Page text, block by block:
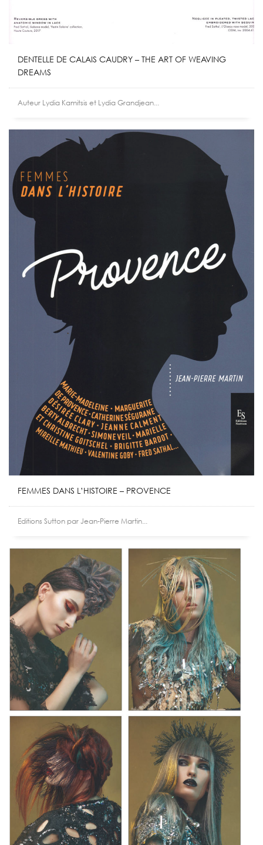
DENTELLE DE CALAIS CAUDRY – THE ART OF WEAVING
DREAMS
Auteur Lydia Kamitsis et Lydia Grandjean...
FEMMES DANS L’HISTOIRE – PROVENCE
Editions Sutton par Jean-Pierre Martin...